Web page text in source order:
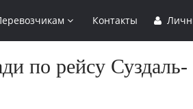
Контакты
по рейсу Суздаль-